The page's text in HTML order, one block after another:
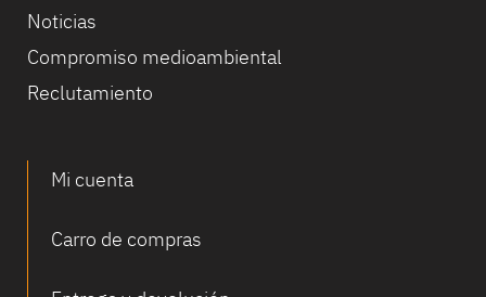
Noticias
Compromiso medioambiental
Reclutamiento
Mi cuenta
Carro de compras